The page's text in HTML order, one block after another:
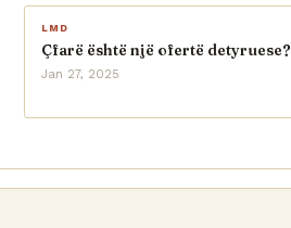
LMD
Çfarë është një ofertë detyruese?
Jan 27, 2025